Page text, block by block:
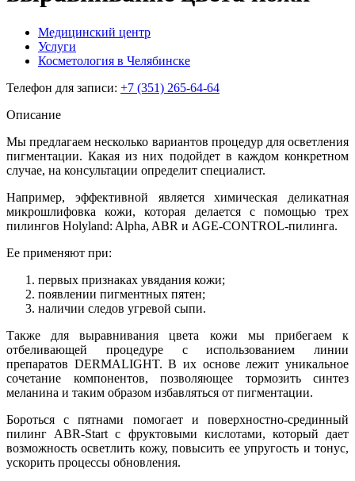
Медицинский центр
Услуги
Косметология в Челябинске
Телефон для записи: +7 (351) 265-64-64
Описание
Мы предлагаем несколько вариантов процедур для осветления
пигментации. Какая из них подойдет в каждом конкретном
случае, на консультации определит специалист.
Например, эффективной является химическая деликатная
микрошлифовка кожи, которая делается с помощью трех
пилингов Holyland: Alpha, ABR и AGE-CONTROL-пилинга.
Ее применяют при:
первых признаках увядания кожи;
появлении пигментных пятен;
наличии следов угревой сыпи.
Также для выравнивания цвета кожи мы прибегаем к
отбеливающей процедуре с использованием линии
препаратов DERMALIGHT. В их основе лежит уникальное
сочетание компонентов, позволяющее тормозить синтез
меланина и таким образом избавляться от пигментации.
Бороться с пятнами помогает и поверхностно-срединный
пилинг ABR-Start с фруктовыми кислотами, который дает
возможность осветлить кожу, повысить ее упругость и тонус,
ускорить процессы обновления.